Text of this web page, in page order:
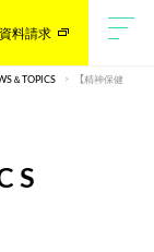
資料請求
＆TOPICS 【精神保健